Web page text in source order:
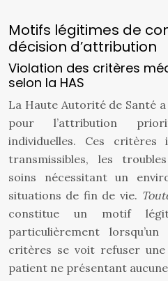
Motifs légitimes de
décision d’attribution
Violation des critères
selon la HAS
La Haute Autorité de Santé
pour l’attribution
individuelles. Ces critères
transmissibles, les
soins nécessitant un
situations de fin de vie.
constitue un motif
particulièrement
critères se voit refuser
patient ne présentant